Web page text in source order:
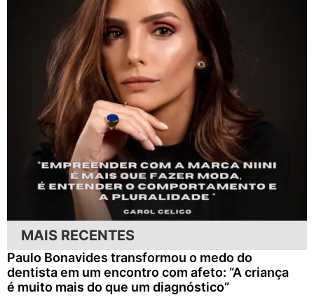
MAIS RECENTES
Paulo Bonavides transformou o medo do
dentista em um encontro com afeto: “A criança
é muito mais do que um diagnóstico”